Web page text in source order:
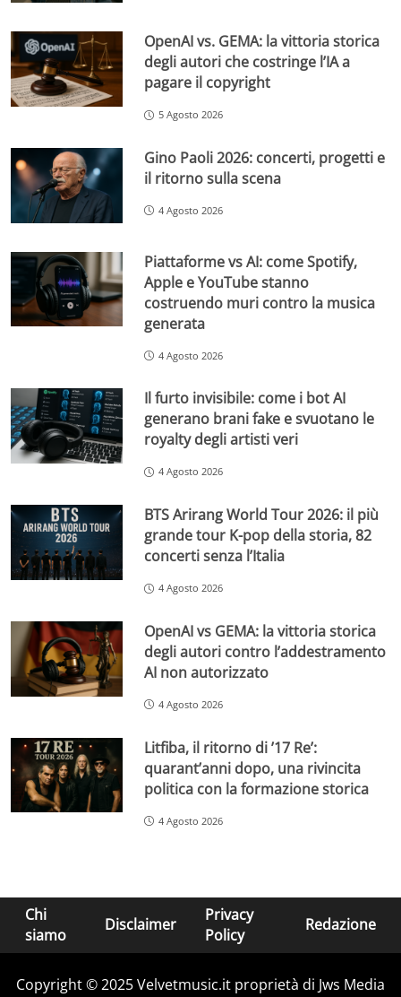
OpenAI vs. GEMA: la vittoria storica
degli autori che costringe l’IA a
pagare il copyright
5 Agosto 2026
Gino Paoli 2026: concerti, progetti e
il ritorno sulla scena
4 Agosto 2026
Piattaforme vs AI: come Spotify,
Apple e YouTube stanno
costruendo muri contro la musica
generata
4 Agosto 2026
Il furto invisibile: come i bot AI
generano brani fake e svuotano le
royalty degli artisti veri
4 Agosto 2026
BTS Arirang World Tour 2026: il più
grande tour K-pop della storia, 82
concerti senza l’Italia
4 Agosto 2026
OpenAI vs GEMA: la vittoria storica
degli autori contro l’addestramento
AI non autorizzato
4 Agosto 2026
Litfiba, il ritorno di ’17 Re’:
quarant’anni dopo, una rivincita
politica con la formazione storica
4 Agosto 2026
Chi
siamo
Disclaimer
Privacy
Policy
Redazione
Copyright © 2025 Velvetmusic.it proprietà di Jws Media